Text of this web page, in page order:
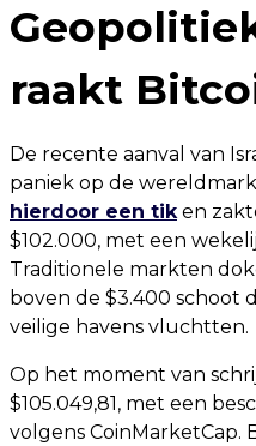
raakt
De recente aanval van
paniek op de
hierdoor een tiken
$102.000, met een
Traditionele markten
boven de $3.400 schoot
veilige havens vluchtten.
Op het moment van
$105.049,81, met een
volgens